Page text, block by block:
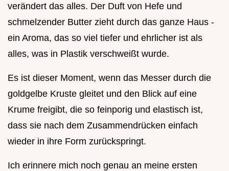
verändert das alles. Der Duft von Hefe und
schmelzender Butter zieht durch das ganze Haus -
ein Aroma, das so viel tiefer und ehrlicher ist als
alles, was in Plastik verschweißt wurde.
Es ist dieser Moment, wenn das Messer durch die
goldgelbe Kruste gleitet und den Blick auf eine
Krume freigibt, die so feinporig und elastisch ist,
dass sie nach dem Zusammendrücken einfach
wieder in ihre Form zurückspringt.
Ich erinnere mich noch genau an meine ersten